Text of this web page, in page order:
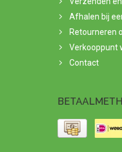
Afhalen bij
Retourneren
Verkooppunt
Contact